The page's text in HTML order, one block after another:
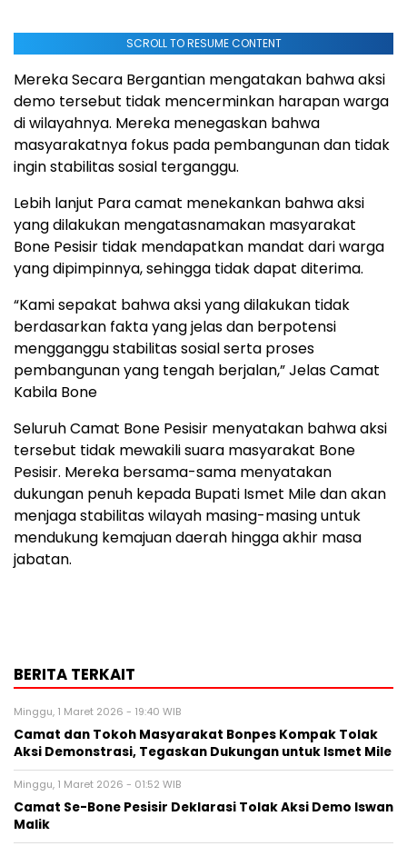
SCROLL TO RESUME CONTENT
Mereka Secara Bergantian mengatakan bahwa aksi
demo tersebut tidak mencerminkan harapan warga
di wilayahnya. Mereka menegaskan bahwa
masyarakatnya fokus pada pembangunan dan tidak
ingin stabilitas sosial terganggu.
Lebih lanjut Para camat menekankan bahwa aksi
yang dilakukan mengatasnamakan masyarakat
Bone Pesisir tidak mendapatkan mandat dari warga
yang dipimpinnya, sehingga tidak dapat diterima.
“Kami sepakat bahwa aksi yang dilakukan tidak
berdasarkan fakta yang jelas dan berpotensi
mengganggu stabilitas sosial serta proses
pembangunan yang tengah berjalan,” Jelas Camat
Kabila Bone
Seluruh Camat Bone Pesisir menyatakan bahwa aksi
tersebut tidak mewakili suara masyarakat Bone
Pesisir. Mereka bersama-sama menyatakan
dukungan penuh kepada Bupati Ismet Mile dan akan
menjaga stabilitas wilayah masing-masing untuk
mendukung kemajuan daerah hingga akhir masa
jabatan.
BERITA TERKAIT
Minggu, 1 Maret 2026 - 19:40 WIB
Camat dan Tokoh Masyarakat Bonpes Kompak Tolak
Aksi Demonstrasi, Tegaskan Dukungan untuk Ismet Mile
Minggu, 1 Maret 2026 - 01:52 WIB
Camat Se-Bone Pesisir Deklarasi Tolak Aksi Demo Iswan
Malik